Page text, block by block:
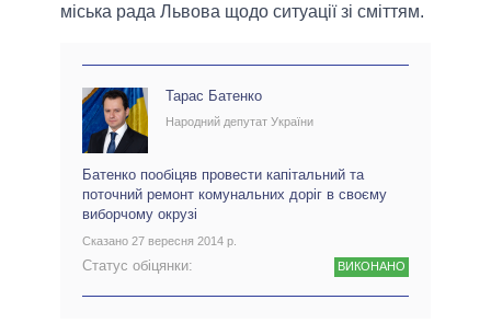
міська рада Львова щодо ситуації зі сміттям.
Тарас Батенко
Народний депутат України
Батенко пообіцяв провести капітальний та
поточний ремонт комунальних доріг в своєму
виборчому окрузі
Сказано 27 вересня 2014 р.
Статус обіцянки: ВИКОНАНО